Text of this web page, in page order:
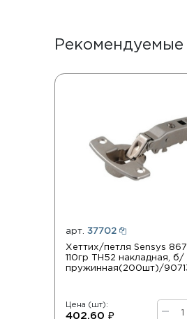
Рекомендуемые
арт.37702
Хеттих/петля Sensys
110гр TH52 накладная, б/
пружинная(200шт)/
Цена (шт):
402.60 ₽